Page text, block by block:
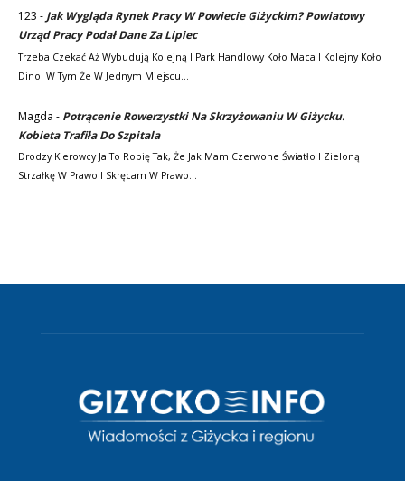
123 - Jak Wygląda Rynek Pracy W Powiecie Giżyckim? Powiatowy
Urząd Pracy Podał Dane Za Lipiec
Trzeba Czekać Aż Wybudują Kolejną I Park Handlowy Koło Maca I Kolejny Koło
Dino. W Tym Że W Jednym Miejscu…
Magda - Potrącenie Rowerzystki Na Skrzyżowaniu W Giżycku.
Kobieta Trafiła Do Szpitala
Drodzy Kierowcy Ja To Robię Tak, Że Jak Mam Czerwone Światło I Zieloną
Strzałkę W Prawo I Skręcam W Prawo…